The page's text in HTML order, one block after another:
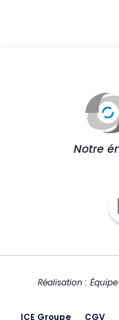
Notre
Réalisation :
ICE Groupe CGV